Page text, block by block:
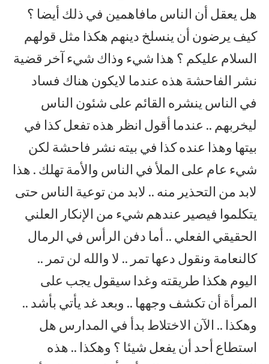
هل يعقل أن الناس مافاهمين في ذلك أيضا ؟
كيف يرضون أن ينسلخ دينهم هكذا مثل قولهم
السلام عليكم ؟ هذا شيء وذاك شيء آخر قضية
نشر الفاحشة هذه عندما لايكون هناك فساد
في الناس ينشره القائم على شئون الناس
ليخربهم .. عندما أقول انظر هذه تفعل كذا في
بيتها وهذا عنده كذا في بيته نشر فاحشة لكن
شيء عام على الملأ في الناس والأمة تهلك . هذا
لابد من التحذير منه .. لابد من توعية الناس حتى
يتكلموا فيصير عندهم شيء من الإنكار العلني
الحقيقي الفعلي .. أما دفن الرأس في الرمال
كالنعامة ونقول دعها تمر .. لا والله لن تمر ..
اليوم هكذا طريقته وغدا سيقول يجب على
المرأة أن تكشف وجهها .. وبعد غد يأتي بأشد ..
وهكذا .. الآن الاختلاط بدأ في المدارس هل
استطاع أحد أن يفعل شيئا ؟ وهكذا .. هذه